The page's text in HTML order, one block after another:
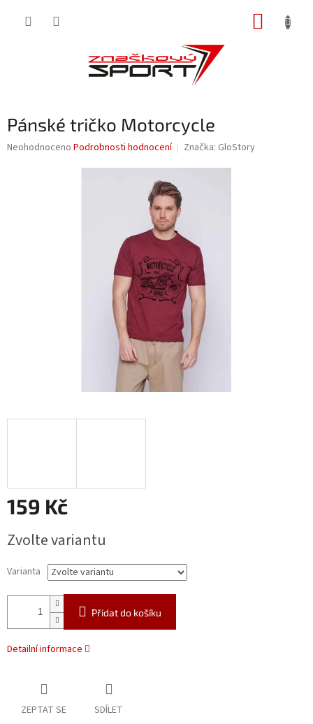
Pánské tričko Motorcycle
Průměrné
Neohodnoceno Podrobnosti hodnocení Značka: GloStory
159 Kč
cena:
Zvolte variantu
Varianta
Přidat do košíku
Detailní informace
ZEPTAT SE SDÍLET